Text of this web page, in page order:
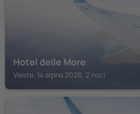
Hotel delle More
Vieste, 14 srpna 2026, 2 noci